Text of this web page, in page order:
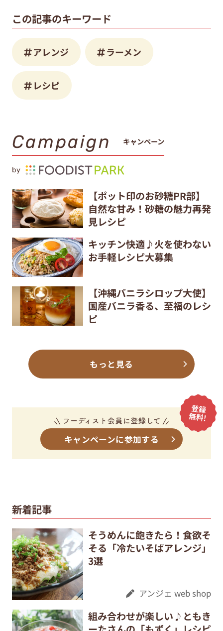
この記事のキーワード
アレンジ ラーメン
レシピ
Campaign キャンペーン
by
【ポット印のお砂糖PR部】
自然な甘み！砂糖の魅力再発
見レシピ
キッチン快適♪火を使わない
お手軽レシピ大募集
【沖縄バニラシロップ大使】
国産バニラ香る、至福のレシ
ピ
もっと見る
キャンペーンに参加する
新着記事
そうめんに飽きたら！食欲そ
そる「冷たいそばアレンジ」
3選
アンジェ web shop
組み合わせが楽しい♪ともき